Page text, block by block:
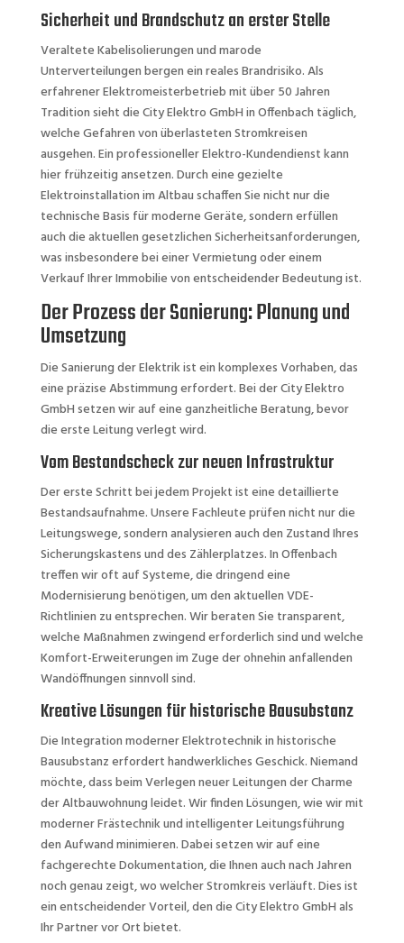
Sicherheit und Brandschutz an erster Stelle
Veraltete Kabelisolierungen und marode
Unterverteilungen bergen ein reales Brandrisiko. Als
erfahrener Elektromeisterbetrieb mit über 50 Jahren
Tradition sieht die City Elektro GmbH in Offenbach täglich,
welche Gefahren von überlasteten Stromkreisen
ausgehen. Ein professioneller Elektro-Kundendienst kann
hier frühzeitig ansetzen. Durch eine gezielte
Elektroinstallation im Altbau schaffen Sie nicht nur die
technische Basis für moderne Geräte, sondern erfüllen
auch die aktuellen gesetzlichen Sicherheitsanforderungen,
was insbesondere bei einer Vermietung oder einem
Verkauf Ihrer Immobilie von entscheidender Bedeutung ist.
Der Prozess der Sanierung: Planung und
Umsetzung
Die Sanierung der Elektrik ist ein komplexes Vorhaben, das
eine präzise Abstimmung erfordert. Bei der City Elektro
GmbH setzen wir auf eine ganzheitliche Beratung, bevor
die erste Leitung verlegt wird.
Vom Bestandscheck zur neuen Infrastruktur
Der erste Schritt bei jedem Projekt ist eine detaillierte
Bestandsaufnahme. Unsere Fachleute prüfen nicht nur die
Leitungswege, sondern analysieren auch den Zustand Ihres
Sicherungskastens und des Zählerplatzes. In Offenbach
treffen wir oft auf Systeme, die dringend eine
Modernisierung benötigen, um den aktuellen VDE-
Richtlinien zu entsprechen. Wir beraten Sie transparent,
welche Maßnahmen zwingend erforderlich sind und welche
Komfort-Erweiterungen im Zuge der ohnehin anfallenden
Wandöffnungen sinnvoll sind.
Kreative Lösungen für historische Bausubstanz
Die Integration moderner Elektrotechnik in historische
Bausubstanz erfordert handwerkliches Geschick. Niemand
möchte, dass beim Verlegen neuer Leitungen der Charme
der Altbauwohnung leidet. Wir finden Lösungen, wie wir mit
moderner Frästechnik und intelligenter Leitungsführung
den Aufwand minimieren. Dabei setzen wir auf eine
fachgerechte Dokumentation, die Ihnen auch nach Jahren
noch genau zeigt, wo welcher Stromkreis verläuft. Dies ist
ein entscheidender Vorteil, den die City Elektro GmbH als
Ihr Partner vor Ort bietet.